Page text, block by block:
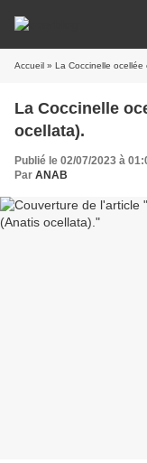
Accueil » La Coccinelle ocellée
La Coccinelle
ocellata).
Publié le 02/07/2023 à
Par ANAB